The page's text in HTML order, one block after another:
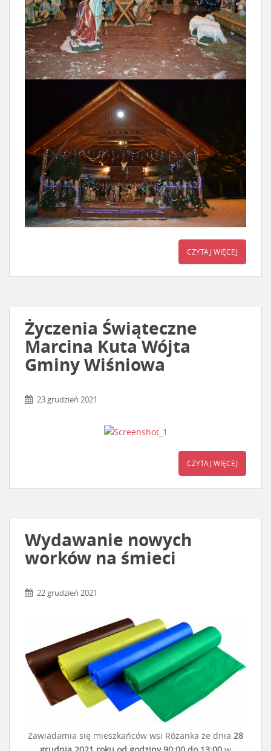
CZYTAJ WIĘCEJ
Życzenia Świąteczne
Marcina Kuta Wójta
Gminy Wiśniowa
23 grudzień 2021
CZYTAJ WIĘCEJ
Wydawanie nowych
worków na śmieci
22 grudzień 2021
Zawiadamia się mieszkańców wsi Różanka że dnia 28